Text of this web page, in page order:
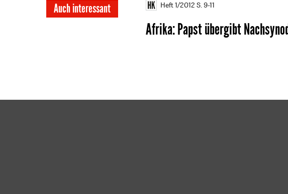
Auch interessant Heft 1/2012 S. 9-11
Afrika: Papst übergibt